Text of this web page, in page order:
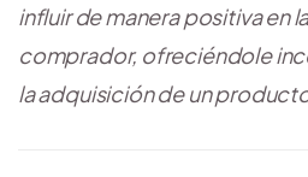
influir de manera positiva en
comprador, ofreciéndole
la adquisición de un